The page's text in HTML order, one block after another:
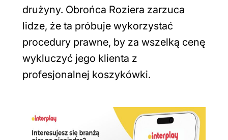
drużyny. Obrońca Roziera zarzuca
lidze, że ta próbuje wykorzystać
procedury prawne, by za wszelką cenę
wykluczyć jego klienta z
profesjonalnej koszykówki.